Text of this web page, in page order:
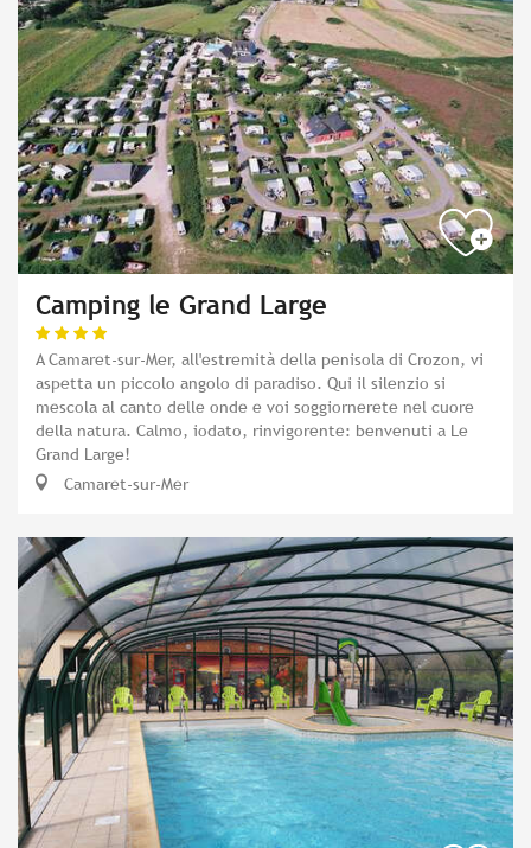
Camping le Grand Large
A Camaret-sur-Mer, all'estremità della penisola di Crozon, vi
aspetta un piccolo angolo di paradiso. Qui il silenzio si
mescola al canto delle onde e voi soggiornerete nel cuore
della natura. Calmo, iodato, rinvigorente: benvenuti a Le
Grand Large!
Camaret-sur-Mer